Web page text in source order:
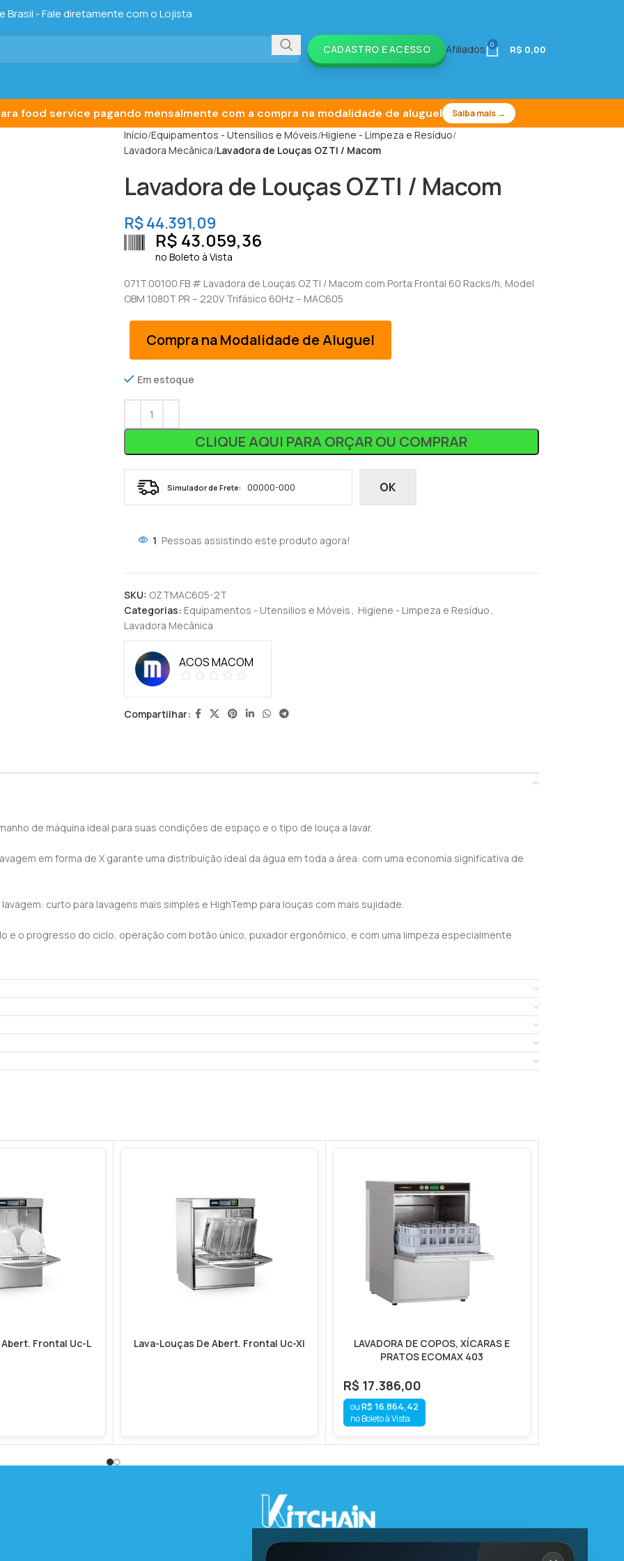
- Fale diretamente com o Lojista
CADASTRO E ACESSO Afiliados 0 R$ 0,00
Início Equipamentos - Utensílios e Móveis Higiene - Limpeza e Resíduo
Lavadora Mecânica Lavadora de Louças OZTI / Macom
Lavadora de Louças OZTI / Macom
R$44.391,09
R$ 43.059,36
no Boleto à Vista
071T.00100.FB # Lavadora de Louças OZTI / Macom com Porta Frontal 60 Racks/h, Model
OBM 1080T PR – 220V Trifásico 60Hz – MAC605
Compra na Modalidade de Aluguel
Em estoque
CLIQUE AQUI PARA ORÇAR OU COMPRAR
Simulador de Frete: OK
1 Pessoas assistindo este produto agora!
SKU: OZTMAC605-2T
Categorias: Equipamentos - Utensílios e Móveis , Higiene - Limpeza e Resíduo ,
Lavadora Mecânica
ACOS MACOM
Compartilhar:
de máquina ideal para suas condições de espaço e o tipo de louça a lavar.
em forma de X garante uma distribuição ideal da água em toda a área: com uma economia significativa de
curto para lavagens mais simples e HighTemp para louças com mais sujidade.
o progresso do ciclo, operação com botão único, puxador ergonômico, e com uma limpeza especialmente
de limpeza perfeitos e oferece a máxima garantia de higienização de processos.
Frontal Uc-L Lava-Louças De Abert. Frontal Uc-Xl
LAVADORA DE COPOS, XÍCARAS E
PRATOS ECOMAX 403
R$ 17.386,00
R$ 16.864,42
no Boleto à Vista
food service pagando mensalmente com a compra na modalidade de aluguel Saiba mais →